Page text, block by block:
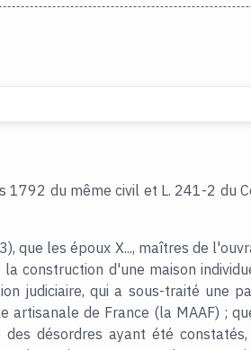
du même civil et L. 241-2 du
que les époux X..., maîtres de
construction d'une maison
judiciaire, qui a sous-traité une
artisanale de France (la MAAF) ;
désordres ayant été